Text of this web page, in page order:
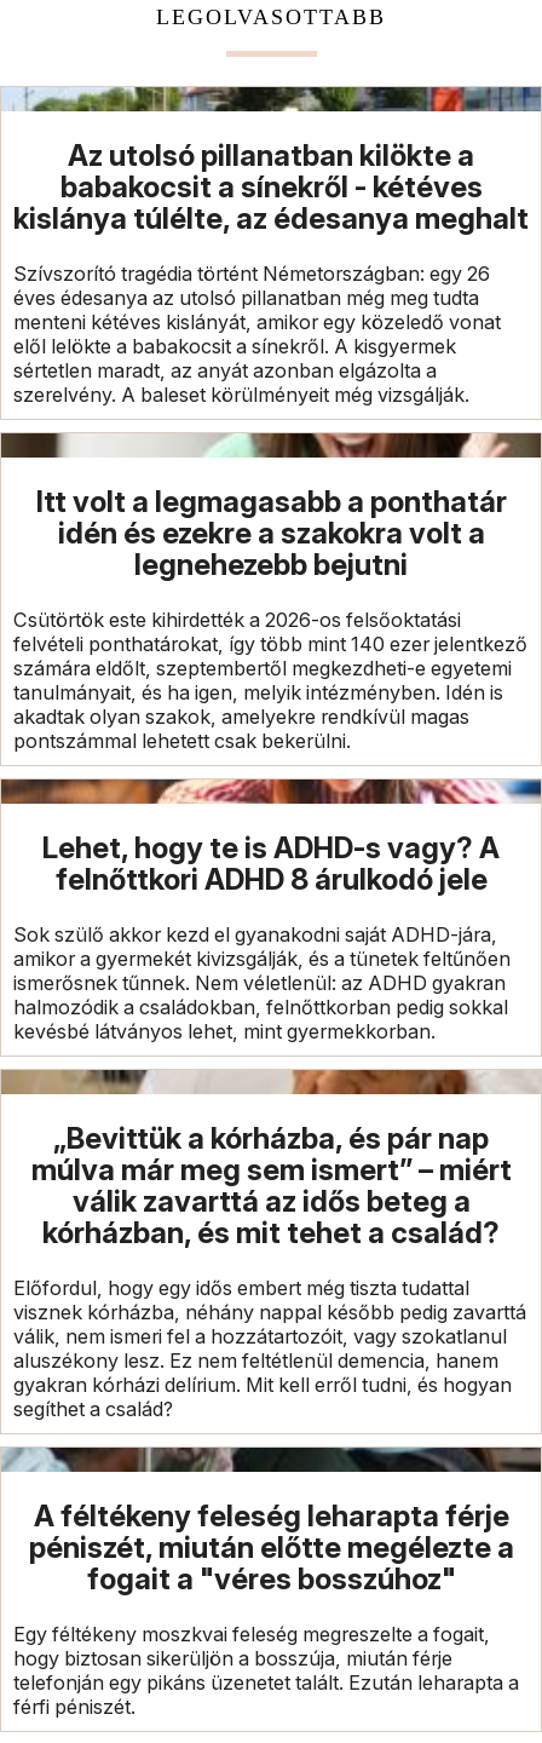
LEGOLVASOTTABB
Az utolsó pillanatban kilökte a
babakocsit a sínekről - kétéves
kislánya túlélte, az édesanya meghalt
Szívszorító tragédia történt Németországban: egy 26
éves édesanya az utolsó pillanatban még meg tudta
menteni kétéves kislányát, amikor egy közeledő vonat
elől lelökte a babakocsit a sínekről. A kisgyermek
sértetlen maradt, az anyát azonban elgázolta a
szerelvény. A baleset körülményeit még vizsgálják.
Itt volt a legmagasabb a ponthatár
idén és ezekre a szakokra volt a
legnehezebb bejutni
Csütörtök este kihirdették a 2026-os felsőoktatási
felvételi ponthatárokat, így több mint 140 ezer jelentkező
számára eldőlt, szeptembertől megkezdheti-e egyetemi
tanulmányait, és ha igen, melyik intézményben. Idén is
akadtak olyan szakok, amelyekre rendkívül magas
pontszámmal lehetett csak bekerülni.
Lehet, hogy te is ADHD-s vagy? A
felnőttkori ADHD 8 árulkodó jele
Sok szülő akkor kezd el gyanakodni saját ADHD-jára,
amikor a gyermekét kivizsgálják, és a tünetek feltűnően
ismerősnek tűnnek. Nem véletlenül: az ADHD gyakran
halmozódik a családokban, felnőttkorban pedig sokkal
kevésbé látványos lehet, mint gyermekkorban.
„Bevittük a kórházba, és pár nap
múlva már meg sem ismert” – miért
válik zavarttá az idős beteg a
kórházban, és mit tehet a család?
Előfordul, hogy egy idős embert még tiszta tudattal
visznek kórházba, néhány nappal később pedig zavarttá
válik, nem ismeri fel a hozzátartozóit, vagy szokatlanul
aluszékony lesz. Ez nem feltétlenül demencia, hanem
gyakran kórházi delírium. Mit kell erről tudni, és hogyan
segíthet a család?
A féltékeny feleség leharapta férje
péniszét, miután előtte megélezte a
fogait a "véres bosszúhoz"
Egy féltékeny moszkvai feleség megreszelte a fogait,
hogy biztosan sikerüljön a bosszúja, miután férje
telefonján egy pikáns üzenetet talált. Ezután leharapta a
férfi péniszét.